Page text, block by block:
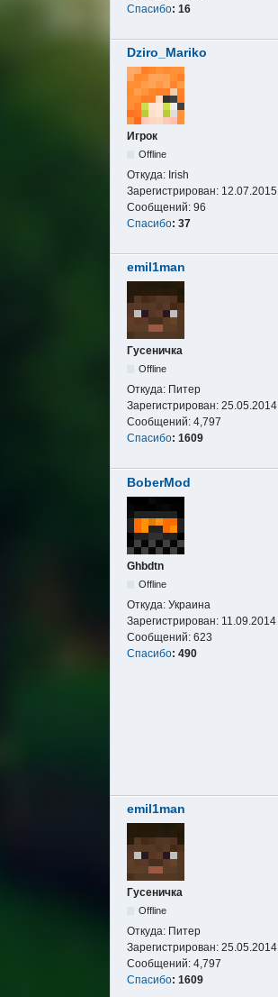
Спасибо: 16
Dziro_Mariko
Игрок
Offline
Откуда: Irish
Зарегистрирован: 12.07.2015
Сообщений: 96
Спасибо: 37
emil1man
Гусеничка
Offline
Откуда: Питер
Зарегистрирован: 25.05.2014
Сообщений: 4,797
Спасибо: 1609
BoberMod
Ghbdtn
Offline
Откуда: Украина
Зарегистрирован: 11.09.2014
Сообщений: 623
Спасибо: 490
emil1man
Гусеничка
Offline
Откуда: Питер
Зарегистрирован: 25.05.2014
Сообщений: 4,797
Спасибо: 1609